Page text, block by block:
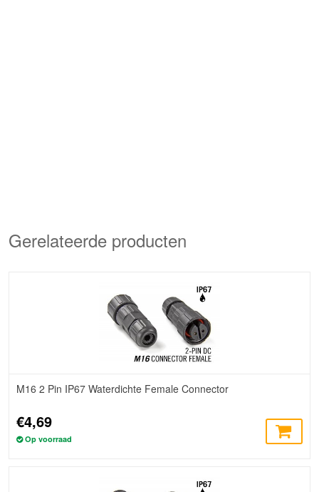
Gerelateerde producten
M16 2 Pin IP67 Waterdichte Female Connector
€4,69
Op voorraad